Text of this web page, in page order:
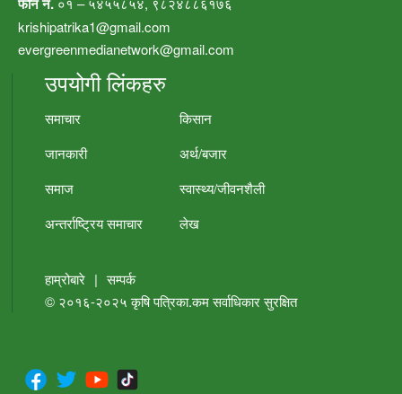
krishipatrika1@gmail.com
evergreenmedianetwork@gmail.com
उपयोगी लिंकहरु
समाचार
किसान
जानकारी
अर्थ/बजार
समाज
स्वास्थ्य/जीवनशैली
अन्तर्राष्ट्रिय समाचार
लेख
हाम्रोबारे | सम्पर्क
© २०१६-२०२५कृषि पत्रिका.कमसर्वाधिकार सुरक्षित